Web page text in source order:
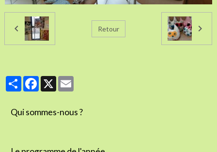
Retour
PartagerFacebook
X
Qui sommes-nous ?